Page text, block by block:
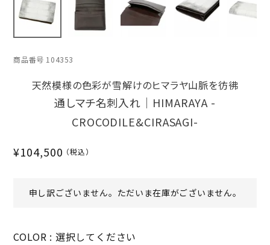
商品番号 104353
天然模様の色彩が雪解けのヒマラヤ山脈を彷彿
通しマチ名刺入れ｜HIMARAYA -
CROCODILE&CIRASAGI-
¥104,500
申し訳ございません。ただいま在庫がございません。
COLOR 選択してください